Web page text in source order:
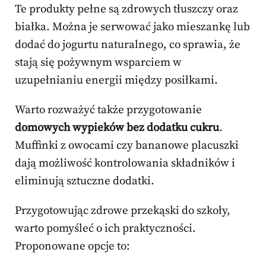
Te produkty pełne są zdrowych tłuszczy oraz
białka. Można je serwować jako mieszankę lub
dodać do jogurtu naturalnego, co sprawia, że
stają się pożywnym wsparciem w
uzupełnianiu energii między posiłkami.
Warto rozważyć także przygotowanie
domowych wypieków bez dodatku cukru.
Muffinki z owocami czy bananowe placuszki
dają możliwość kontrolowania składników i
eliminują sztuczne dodatki.
Przygotowując zdrowe przekąski do szkoły,
warto pomyśleć o ich praktyczności.
Proponowane opcje to: